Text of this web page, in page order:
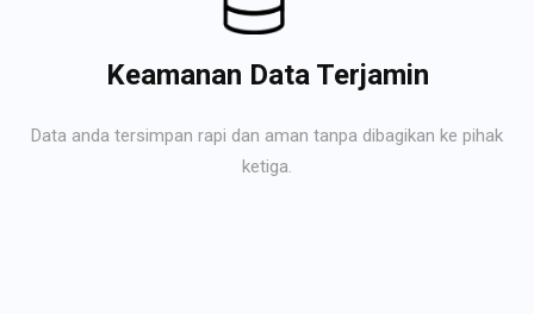
Keamanan Data Terjamin
Data anda tersimpan rapi dan aman tanpa dibagikan ke pihak
ketiga.